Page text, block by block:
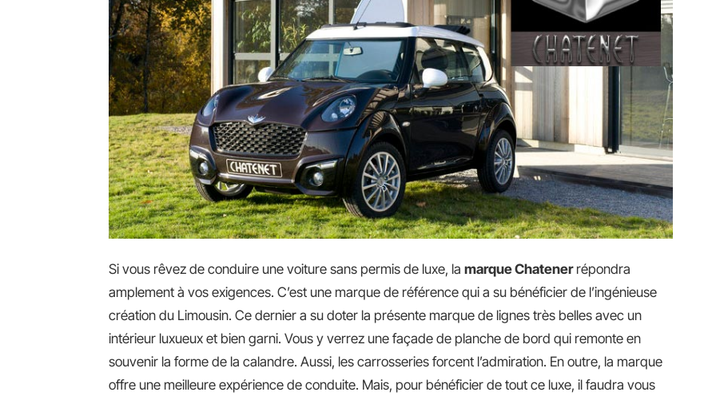
Si vous rêvez de conduire une voiture sans permis de luxe, la marque Chatenerrépondra
amplement à vos exigences. C’est une marque de référence qui a su bénéficier de l’ingénieuse
création du Limousin. Ce dernier a su doter la présente marque de lignes très belles avec un
intérieur luxueux et bien garni. Vous y verrez une façade de planche de bord qui remonte en
souvenir la forme de la calandre. Aussi, les carrosseries forcent l’admiration. En outre, la marque
offre une meilleure expérience de conduite. Mais, pour bénéficier de tout ce luxe, il faudra vous